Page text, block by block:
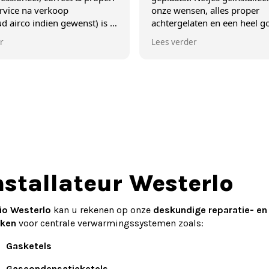
is 5
onze wensen, alles proper
achtergelaten en een heel goede en
gedetailleerde uitleg gekregen over
het gebruik. Vakwerk!
Westerlo
Westerlo kan u rekenen op onze deskundige reparatie-
voor centrale verwarmingssystemen zoals:
Gasketels